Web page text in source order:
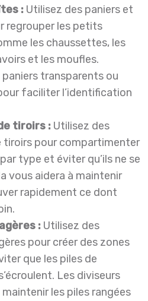
: Utilisez des paniers et
regrouper les petits
les chaussettes, les
et les moufles.
paniers transparents ou
faciliter l’identification
tiroirs : Utilisez des
tiroirs pour compartimenter
type et éviter qu’ils ne se
vous aidera à maintenir
rapidement ce dont
: Utilisez des
pour créer des zones
que les piles de
Les diviseurs
les piles rangées